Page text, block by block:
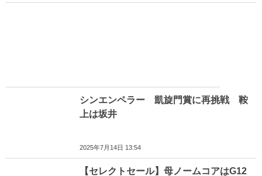
シンエンペラー 凱旋門賞に再挑戦 鞍
上は坂井
2025年7月14日 13:54
【セレクトセール】母ノームコアはG12